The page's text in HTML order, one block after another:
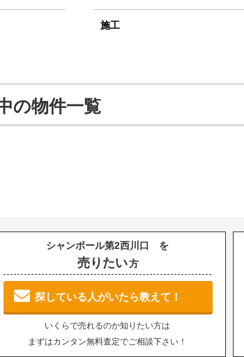
施工
の物件一覧
シャンボール第2西川口 を
売りたい方
探している人がいたら教えて！
いくらで売れるのか知りたい方は
まずはカンタン無料査定でご相談下さい！